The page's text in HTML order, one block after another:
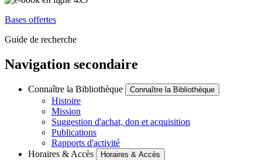
Bases offertes
Guide de recherche
Navigation secondaire
Connaître la Bibliothèque Connaître la Bibliothèque
Histoire
Mission
Suggestion d'achat, don et acquisition
Publications
Rapports d'activité
Horaires & Accès
Horaires & Accès